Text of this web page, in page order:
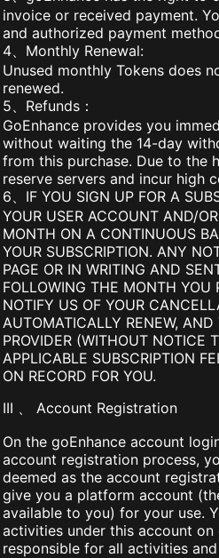
invoice or received payment.
and authorized payment
4、Monthly Renewal:
Unused monthly Tokens does
renewed.
5、Refunds：
GoEnhance provides you
without waiting the 14-day
from this purchase. Due to the
reserve servers and incur high
6、IF YOU SIGN UP FOR A
YOUR USER ACCOUNT AND/
MONTH ON A CONTINUOUS
YOUR SUBSCRIPTION. ANY
PAGE OR IN WRITING AND
FOLLOWING THE MONTH YOU
NOTIFY US OF YOUR
AUTOMATICALLY RENEW,
PROVIDER (WITHOUT NOTICE
APPLICABLE SUBSCRIPTION
ON RECORD FOR YOU.
III 、 Account Registration
On the goEnhance account
account registration process,
deemed as the account
give you a platform account
available to you) for your use.
activities under this account on
responsible for all activities